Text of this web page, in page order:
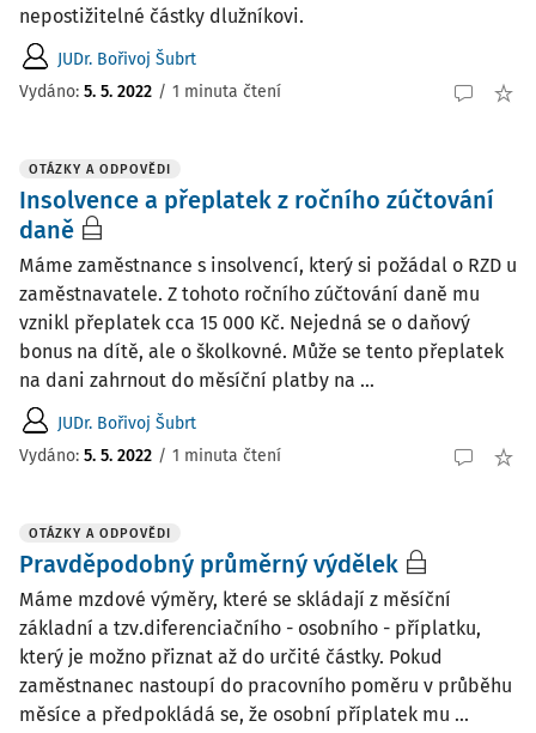
nepostižitelné částky dlužníkovi.
JUDr. Bořivoj Šubrt
Vydáno: 5. 5. 2022 / 1 minuta čtení
OTÁZKY A ODPOVĚDI
Insolvence a přeplatek z ročního zúčtování
daně
Máme zaměstnance s insolvencí, který si požádal o RZD u
zaměstnavatele. Z tohoto ročního zúčtování daně mu
vznikl přeplatek cca 15 000 Kč. Nejedná se o daňový
bonus na dítě, ale o školkovné. Může se tento přeplatek
na dani zahrnout do měsíční platby na ...
JUDr. Bořivoj Šubrt
Vydáno: 5. 5. 2022 / 1 minuta čtení
OTÁZKY A ODPOVĚDI
Pravděpodobný průměrný výdělek
Máme mzdové výměry, které se skládají z měsíční
základní a tzv.diferenciačního - osobního - příplatku,
který je možno přiznat až do určité částky. Pokud
zaměstnanec nastoupí do pracovního poměru v průběhu
měsíce a předpokládá se, že osobní příplatek mu ...